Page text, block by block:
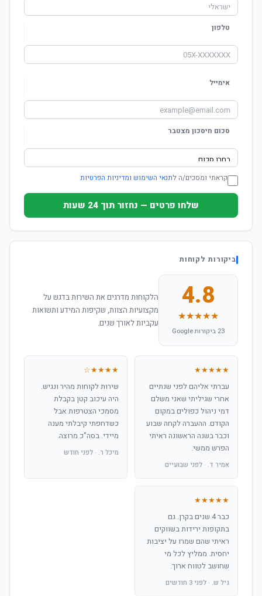
טלפון
אימייל
סכום חיסכון מצטבר
קראתי ומסכים/ה לתנאי השימוש ומדיניות הפרטיות
שלחו פרטים — נחזור תוך 24 שעות
ביקורות לקוחות
4.8
★★★★★
23 ביקורות Google
הלקוחות מדרגים את השירות בדגש על
מקצועיות הצוות, שקיפות המידע ותשואות
עקביות לאורך שנים.
★★★★★
עברתי אליהם לפני שנתיים
אחרי שגיליתי שאני משלם
דמי ניהול כפולים במקום
הקודם. ההעברה לקחה שבוע
וכבר בשנה הראשונה ראיתי
הפרש ממשי.
אמיר ד. · לפני שבועיים
★★★★☆
שירות לקוחות מהיר ונגיש.
היה עיכוב קטן בקבלת
מסמכי הצטרפות אבל
כשדחפתי קיבלתי מענה
מיידי. בסה"כ מרוצה.
מיכל ר. · לפני חודש
★★★★★
כבר 4 שנים בקרן. גם
בתקופות ירידות בשווקים
ראיתי שהם שמרו על יציבות
יחסית. ממליץ לכל מי
שחושב לטווח ארוך.
גיל ש. · לפני 3 חודשים